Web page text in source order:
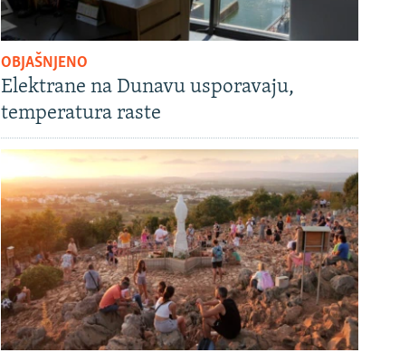
OBJAŠNJENO
Elektrane na Dunavu usporavaju,
temperatura raste